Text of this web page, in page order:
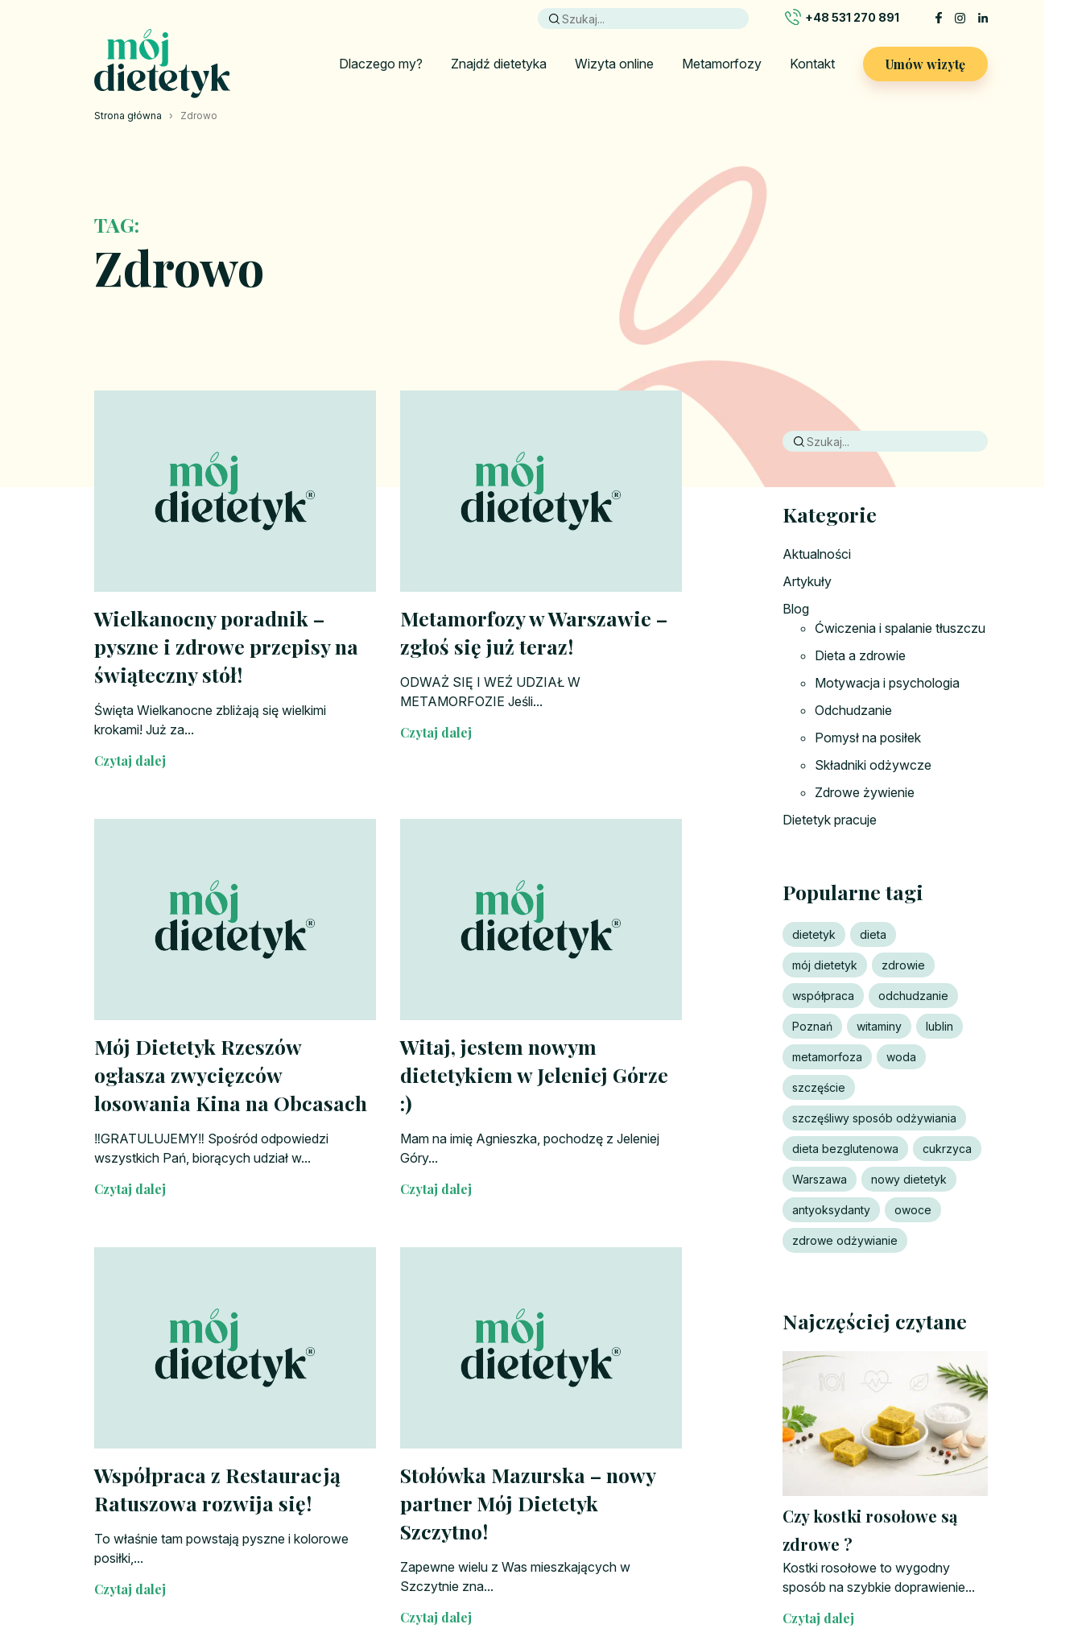
+48 531 270 891
Dlaczego my? Znajdź dietetyka Wizyta online Metamorfozy Kontakt Umów wizytę
Strona główna › Zdrowo
TAG:
Zdrowo
Wielkanocny poradnik –
pyszne i zdrowe przepisy na
świąteczny stół!
Święta Wielkanocne zbliżają się wielkimi
krokami! Już za...
Czytaj dalej
Metamorfozy w Warszawie –
zgłoś się już teraz!
ODWAŻ SIĘ I WEŹ UDZIAŁ W
METAMORFOZIE Jeśli...
Czytaj dalej
Mój Dietetyk Rzeszów
ogłasza zwycięzców
losowania Kina na Obcasach
‼️GRATULUJEMY‼️ Spośród odpowiedzi
wszystkich Pań, biorących udział w...
Czytaj dalej
Witaj, jestem nowym
dietetykiem w Jeleniej Górze
:)
Mam na imię Agnieszka, pochodzę z Jeleniej
Góry...
Czytaj dalej
Współpraca z Restauracją
Ratuszowa rozwija się!
To właśnie tam powstają pyszne i kolorowe
posiłki,...
Czytaj dalej
Stołówka Mazurska – nowy
partner Mój Dietetyk
Szczytno!
Zapewne wielu z Was mieszkających w
Szczytnie zna...
Czytaj dalej
Kategorie
Aktualności
Artykuły
Blog
Ćwiczenia i spalanie tłuszczu
Dieta a zdrowie
Motywacja i psychologia
Odchudzanie
Pomysł na posiłek
Składniki odżywcze
Zdrowe żywienie
Dietetyk pracuje
Popularne tagi
dietetyk dieta
mój dietetyk zdrowie
współpraca odchudzanie
Poznań witaminy lublin
metamorfoza woda
szczęście
szczęśliwy sposób odżywiania
dieta bezglutenowa cukrzyca
Warszawa nowy dietetyk
antyoksydanty owoce
zdrowe odżywianie
Najczęściej czytane
Czy kostki rosołowe są
zdrowe ?
Kostki rosołowe to wygodny
sposób na szybkie doprawienie...
Czytaj dalej